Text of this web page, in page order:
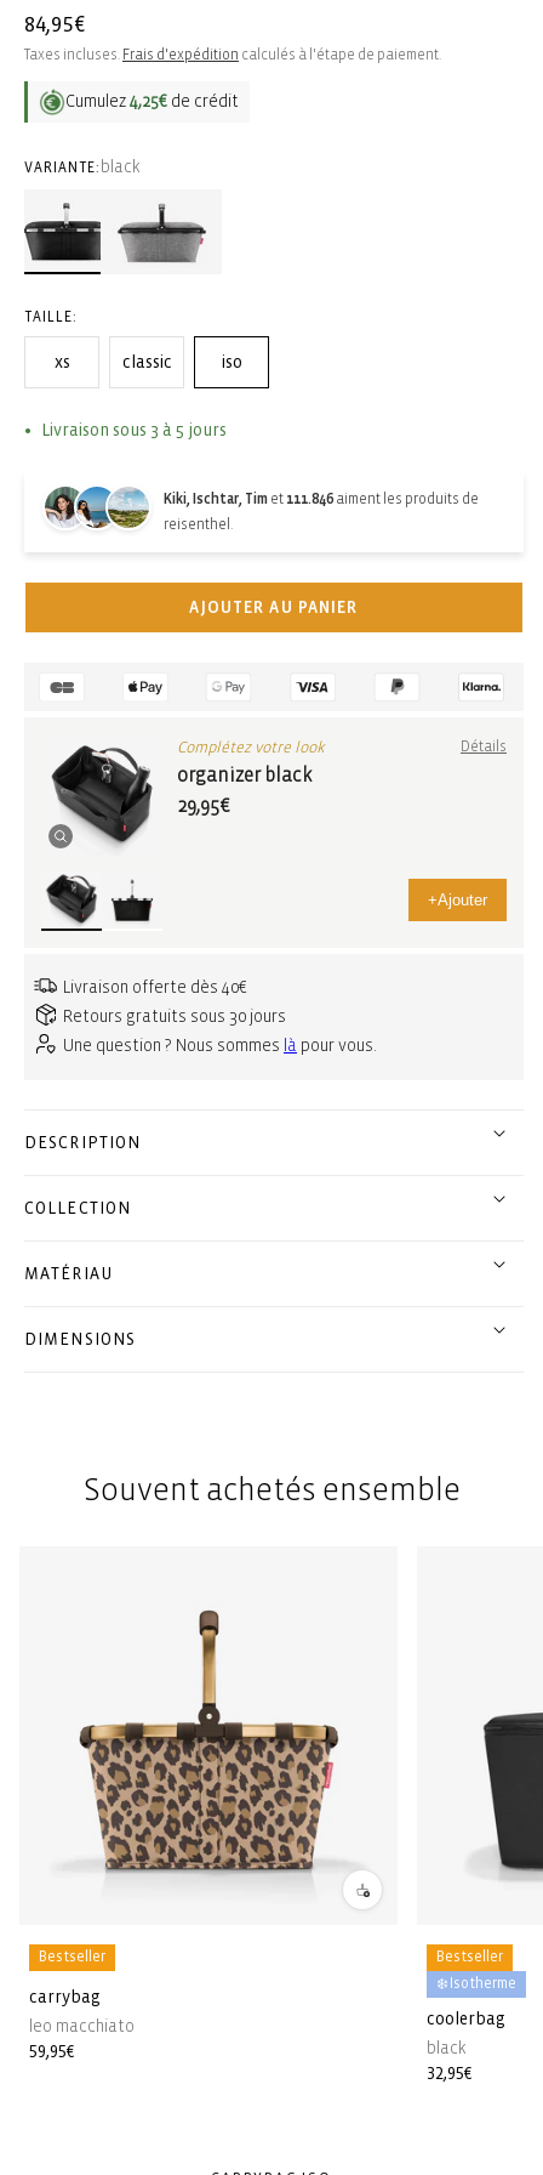
Prix
habituel
84,95€
Taxes incluses. Frais d'expédition calculés à l'étape de paiement.
Cumulez 4,25€ de crédit
VARIANTE: black
TAILLE:
xs classic iso
Livraison sous 3 à 5 jours
Kiki, Ischtar, Tim et 111.846 aiment les produits de
reisenthel.
AJOUTER AU PANIER
Complétez votre look Détails
organizer black
29,95€
+Ajouter
Livraison offerte dès 40€
Retours gratuits sous 30 jours
Une question ? Nous sommes là pour vous.
DESCRIPTION
COLLECTION
MATÉRIAU
DIMENSIONS
Souvent achetés ensemble
Bestseller
carrybag
leo macchiato
Prix
59,95€
Bestseller
❄️ Isotherme
coolerbag
black
Prix
32,95€